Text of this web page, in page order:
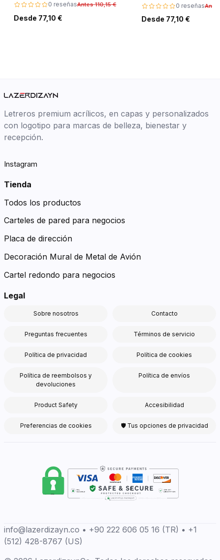
0 reseñasAntes 110,15 €
Desde 77,10 €
0 reseñas
Desde 77,10 €
Letreros premium acrílicos, en capas y personalizados
con logotipo para marcas de belleza, bienestar y
recepción.
Instagram
Tienda
Todos los productos
Carteles de pared para negocios
Placa de dirección
Decoración Mural de Metal de Avión
Cartel redondo para negocios
Legal
Sobre nosotros Contacto
Preguntas frecuentes Términos de servicio
Política de privacidad Política de cookies
Política de reembolsos y
devoluciones
Política de envíos
Product Safety Accesibilidad
Preferencias de cookies 🛡 Tus opciones de privacidad
info@lazerdizayn.co • +90 222 606 05 16 (TR) • +1
(512) 428-8767 (US)